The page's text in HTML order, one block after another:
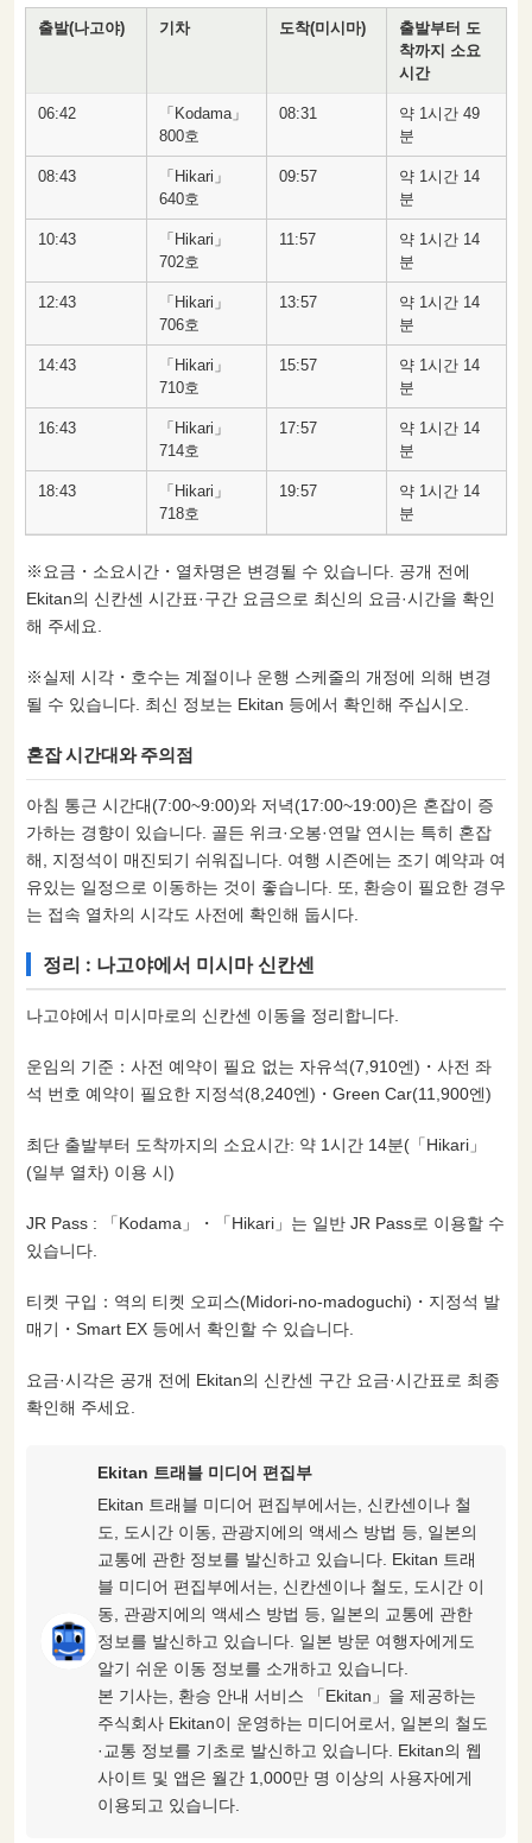
출발(나고야) 기차 도착(미시마)
출발부터 도
착까지 소요
시간
06:42
「Kodama」
800호
08:31
약 1시간 49
분
08:43
「Hikari」
640호
09:57
약 1시간 14
분
10:43
「Hikari」
702호
11:57
약 1시간 14
분
12:43
「Hikari」
706호
13:57
약 1시간 14
분
14:43
「Hikari」
710호
15:57
약 1시간 14
분
16:43
「Hikari」
714호
17:57
약 1시간 14
분
18:43
「Hikari」
718호
19:57
약 1시간 14
분
※요금・소요시간・열차명은 변경될 수 있습니다. 공개 전에
Ekitan의 신칸센 시간표·구간 요금으로 최신의 요금·시간을 확인
해 주세요.
※실제 시각・호수는 계절이나 운행 스케줄의 개정에 의해 변경
될 수 있습니다. 최신 정보는 Ekitan 등에서 확인해 주십시오.
혼잡 시간대와 주의점
아침 통근 시간대(7:00~9:00)와 저녁(17:00~19:00)은 혼잡이 증
가하는 경향이 있습니다. 골든 위크·오봉·연말 연시는 특히 혼잡
해, 지정석이 매진되기 쉬워집니다. 여행 시즌에는 조기 예약과 여
유있는 일정으로 이동하는 것이 좋습니다. 또, 환승이 필요한 경우
는 접속 열차의 시각도 사전에 확인해 둡시다.
정리 : 나고야에서 미시마 신칸센
나고야에서 미시마로의 신칸센 이동을 정리합니다.
운임의 기준：사전 예약이 필요 없는 자유석(7,910엔)・사전 좌
석 번호 예약이 필요한 지정석(8,240엔)・Green Car(11,900엔)
최단 출발부터 도착까지의 소요시간: 약 1시간 14분(「Hikari」
(일부 열차) 이용 시)
JR Pass : 「Kodama」・「Hikari」는 일반 JR Pass로 이용할 수
있습니다.
티켓 구입：역의 티켓 오피스(Midori-no-madoguchi)・지정석 발
매기・Smart EX 등에서 확인할 수 있습니다.
요금·시각은 공개 전에 Ekitan의 신칸센 구간 요금·시간표로 최종
확인해 주세요.
Ekitan 트래블 미디어 편집부
Ekitan 트래블 미디어 편집부에서는, 신칸센이나 철
도, 도시간 이동, 관광지에의 액세스 방법 등, 일본의
교통에 관한 정보를 발신하고 있습니다. Ekitan 트래
블 미디어 편집부에서는, 신칸센이나 철도, 도시간 이
동, 관광지에의 액세스 방법 등, 일본의 교통에 관한
정보를 발신하고 있습니다. 일본 방문 여행자에게도
알기 쉬운 이동 정보를 소개하고 있습니다.
본 기사는, 환승 안내 서비스 「Ekitan」을 제공하는
주식회사 Ekitan이 운영하는 미디어로서, 일본의 철도
·교통 정보를 기초로 발신하고 있습니다. Ekitan의 웹
사이트 및 앱은 월간 1,000만 명 이상의 사용자에게
이용되고 있습니다.